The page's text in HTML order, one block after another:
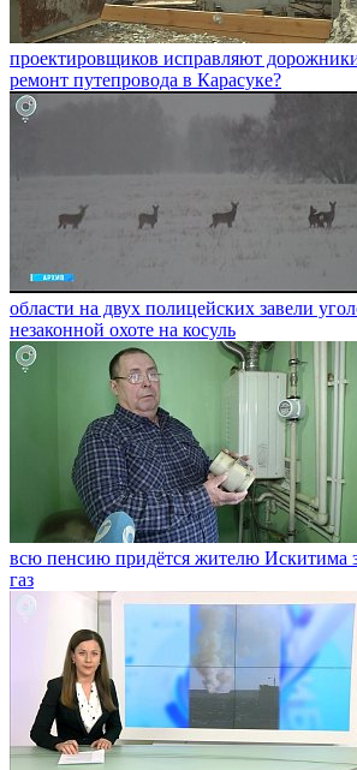
проектировщиков исправляют
ремонт путепровода в Карасуке?
области на двух полицейских завели
незаконной охоте на косуль
всю пенсию придётся жителю Искитима
газ